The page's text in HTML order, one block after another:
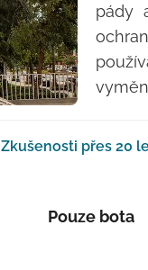
pády
Zkušenosti přes 20
Pouze bota